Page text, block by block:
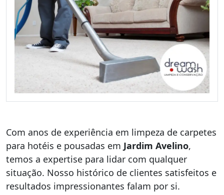
Com anos de experiência em limpeza de carpetes
para hotéis e pousadas em Jardim Avelino,
temos a expertise para lidar com qualquer
situação. Nosso histórico de clientes satisfeitos e
resultados impressionantes falam por si.